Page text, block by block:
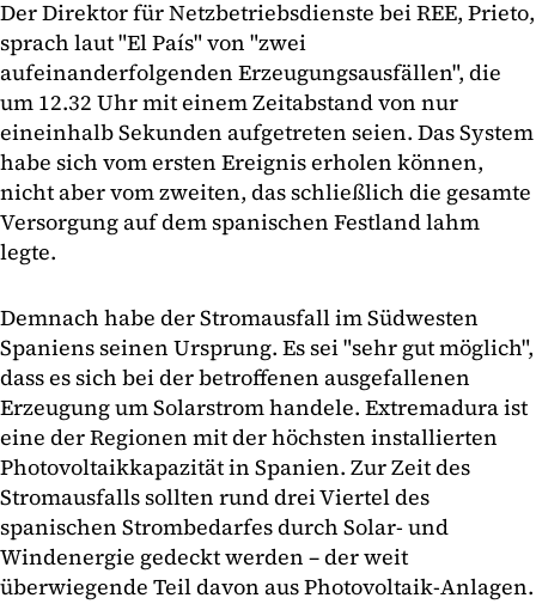
Der Direktor für Netzbetriebsdienste bei REE, Prieto,
sprach laut "El País" von "zwei
aufeinanderfolgenden Erzeugungsausfällen", die
um 12.32 Uhr mit einem Zeitabstand von nur
eineinhalb Sekunden aufgetreten seien. Das System
habe sich vom ersten Ereignis erholen können,
nicht aber vom zweiten, das schließlich die gesamte
Versorgung auf dem spanischen Festland lahm
legte.
Demnach habe der Stromausfall im Südwesten
Spaniens seinen Ursprung. Es sei "sehr gut möglich",
dass es sich bei der betroffenen ausgefallenen
Erzeugung um Solarstrom handele. Extremadura ist
eine der Regionen mit der höchsten installierten
Photovoltaikkapazität in Spanien. Zur Zeit des
Stromausfalls sollten rund drei Viertel des
spanischen Strombedarfes durch Solar- und
Windenergie gedeckt werden – der weit
überwiegende Teil davon aus Photovoltaik-Anlagen.